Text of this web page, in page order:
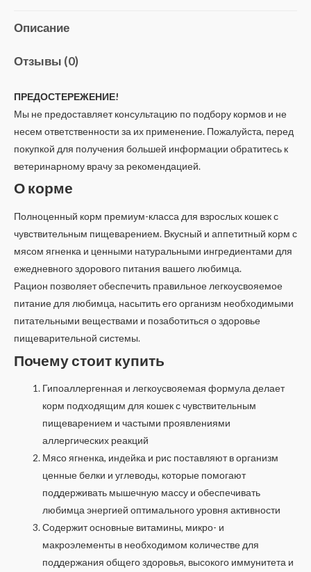
Описание
Отзывы (0)
ПРЕДОСТЕРЕЖЕНИЕ!
Мы не предоставляет консультацию по подбору кормов и не
несем ответственности за их применение. Пожалуйста, перед
покупкой для получения большей информации обратитесь к
ветеринарному врачу за рекомендацией.
О корме
Полноценный корм премиум-класса для взрослых кошек с
чувствительным пищеварением. Вкусный и аппетитный корм с
мясом ягненка и ценными натуральными ингредиентами для
ежедневного здорового питания вашего любимца.
Рацион позволяет обеспечить правильное легкоусвояемое
питание для любимца, насытить его организм необходимыми
питательными веществами и позаботиться о здоровье
пищеварительной системы.
Почему стоит купить
Гипоаллергенная и легкоусвояемая формула делает
корм подходящим для кошек с чувствительным
пищеварением и частыми проявлениями
аллергических реакций
Мясо ягненка, индейка и рис поставляют в организм
ценные белки и углеводы, которые помогают
поддерживать мышечную массу и обеспечивать
любимца энергией оптимального уровня активности
Содержит основные витамины, микро- и
макроэлементы в необходимом количестве для
поддержания общего здоровья, высокого иммунитета и